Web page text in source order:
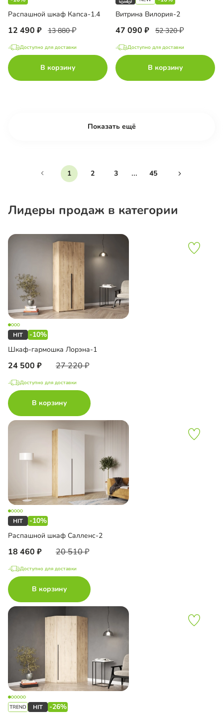
Распашной шкаф Капса-1.4
12 490 13 880
Доступно для доставки
В корзину
Витрина Вилория-2
47 090 52 320
Доступно для доставки
В корзину
Показать ещё
1 2 3 ... 45
Лидеры продаж в категории
-10%
Шкаф-гармошка Лорэна-1
24 500 27 220
Доступно для доставки
В корзину
-10%
Распашной шкаф Салленс-2
18 460 20 510
Доступно для доставки
В корзину
-26%